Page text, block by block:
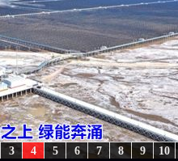
10
9
8
7
6
5
4
3